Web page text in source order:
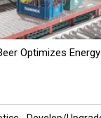
Optimizes